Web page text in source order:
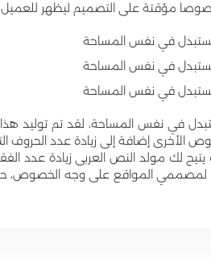
مؤقتة على التصميم ليظهر للعميل
في نفس المساحة
في نفس المساحة
في نفس المساحة
في نفس المساحة، لقد تم توليد
الأخرى إضافة إلى زيادة عدد الحروف
يتيح لك مولد النص العربى زيادة عدد
لمصممي المواقع على وجه الخصوص،